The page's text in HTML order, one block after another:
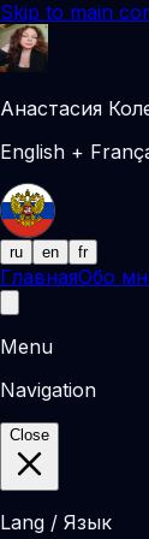
Skip to main
Анастасия
English +
ru en fr
ГлавнаяОбо
Menu
Navigation
Close
Lang / Язык